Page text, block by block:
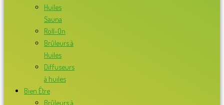
Huiles
Sauna
Roll-On
Brûleurs à
Huiles
Diffuseurs
à huiles
Bien Être
Brûleurs à